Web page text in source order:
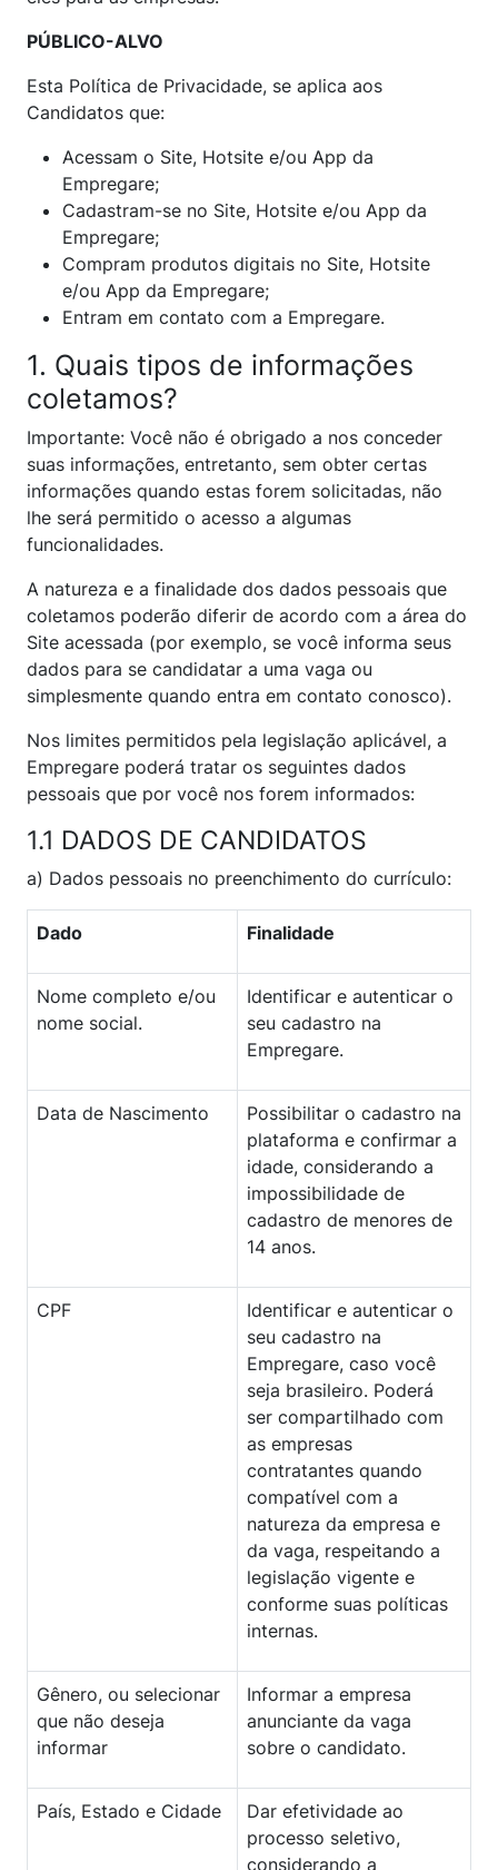
PÚBLICO-ALVO
Esta Política de Privacidade, se aplica aos
Candidatos que:
Acessam o Site, Hotsite e/ou App da
Empregare;
Cadastram-se no Site, Hotsite e/ou App da
Empregare;
Compram produtos digitais no Site, Hotsite
e/ou App da Empregare;
Entram em contato com a Empregare.
1. Quais tipos de informações
coletamos?
Importante: Você não é obrigado a nos conceder
suas informações, entretanto, sem obter certas
informações quando estas forem solicitadas, não
lhe será permitido o acesso a algumas
funcionalidades.
A natureza e a finalidade dos dados pessoais que
coletamos poderão diferir de acordo com a área do
Site acessada (por exemplo, se você informa seus
dados para se candidatar a uma vaga ou
simplesmente quando entra em contato conosco).
Nos limites permitidos pela legislação aplicável, a
Empregare poderá tratar os seguintes dados
pessoais que por você nos forem informados:
1.1 DADOS DE CANDIDATOS
a) Dados pessoais no preenchimento do currículo:
Dado Finalidade
Nome completo e/ou
nome social.
Identificar e autenticar o
seu cadastro na
Empregare.
Data de Nascimento
Possibilitar o cadastro na
plataforma e confirmar a
idade, considerando a
impossibilidade de
cadastro de menores de
14 anos.
CPF
Identificar e autenticar o
seu cadastro na
Empregare, caso você
seja brasileiro. Poderá
ser compartilhado com
as empresas
contratantes quando
compatível com a
natureza da empresa e
da vaga, respeitando a
legislação vigente e
conforme suas políticas
internas.
Gênero, ou selecionar
que não deseja
informar
Informar a empresa
anunciante da vaga
sobre o candidato.
País, Estado e Cidade
Dar efetividade ao
processo seletivo,
considerando a